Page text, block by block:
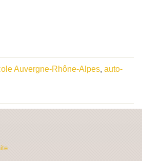
Auvergne-Rhône-Alpes, auto-